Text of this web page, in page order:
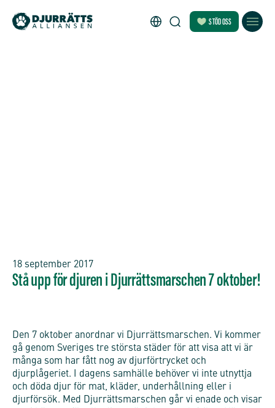
STÖD OSS
18 september 2017
Stå upp för djuren i Djurrättsmarschen 7 oktober!
Den 7 oktober anordnar vi Djurrättsmarschen. Vi kommer
gå genom Sveriges tre största städer för att visa att vi är
många som har fått nog av djurförtrycket och
djurplågeriet. I dagens samhälle behöver vi inte utnyttja
och döda djur för mat, kläder, underhållning eller i
djurförsök. Med Djurrättsmarschen går vi enade och visar